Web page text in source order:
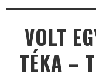
VOLT
TÉKA –